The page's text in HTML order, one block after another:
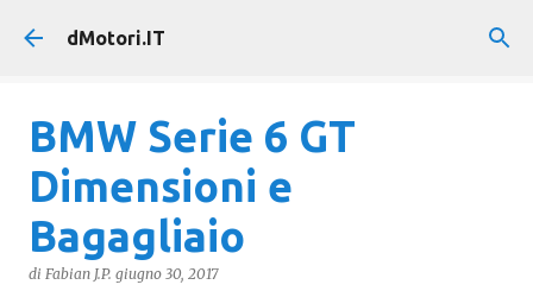
Passa ai contenuti principali
dMotori.IT
BMW Serie 6 GT
Dimensioni e
Bagagliaio
di Fabian J.P. giugno 30, 2017